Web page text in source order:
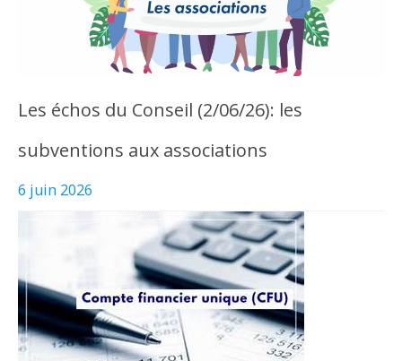
Les échos du Conseil (2/06/26): les
subventions aux associations
6 juin 2026